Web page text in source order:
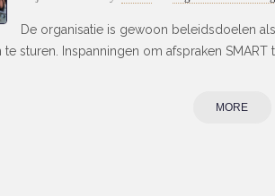
De organisatie is gewoon beleidsdoelen
sturen. Inspanningen om afspraken
MORE